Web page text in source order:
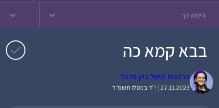
בבא קמא כה
הרבנית מישל כהן פרבר
27.11.2023 | י״ד בכסלו תשפ״ד